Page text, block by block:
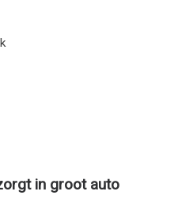
in groot auto